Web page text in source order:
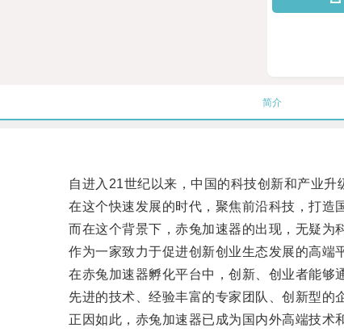
简介
自进入21世纪以来，中国的科技创新和产业升
在这个快速发展的时代，聚焦前沿科技，打造国
而在这个背景下，赤兔加速器的出现，无疑为科
作为一家致力于促进创新创业生态发展的高端平
在赤兔加速器孵化平台中，创新、创业者能够
先进的技术、经验丰富的专家团队、创新型的企
正因如此，赤兔加速器已成为国内外高端技术和